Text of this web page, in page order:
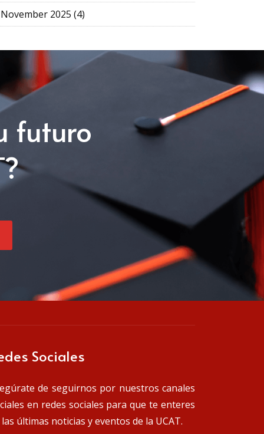
November 2025 (4)
futuro
Sociales
de seguirnos por nuestros canales
en redes sociales para que te enteres
últimas noticias y eventos de la UCAT.